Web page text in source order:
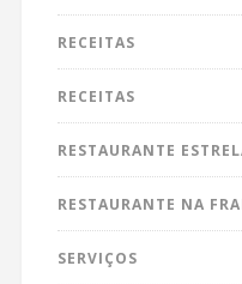
RECEITAS
RECEITAS
RESTAURANTE
RESTAURANTE NA
SERVIÇOS